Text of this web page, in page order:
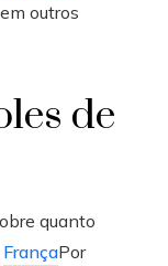
outros
de
quanto
FrançaPor